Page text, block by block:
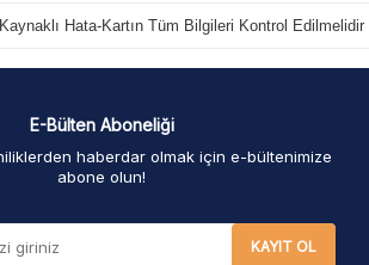
Hata-Kartın Tüm Bilgileri Kontrol Edilmelidir
E-Bülten Aboneliği
haberdar olmak için e-bültenimize
abone olun!
KAYIT OL